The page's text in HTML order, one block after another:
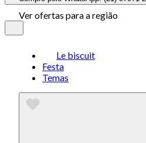
Ver ofertas para a região
Le biscuit
Festa
Temas